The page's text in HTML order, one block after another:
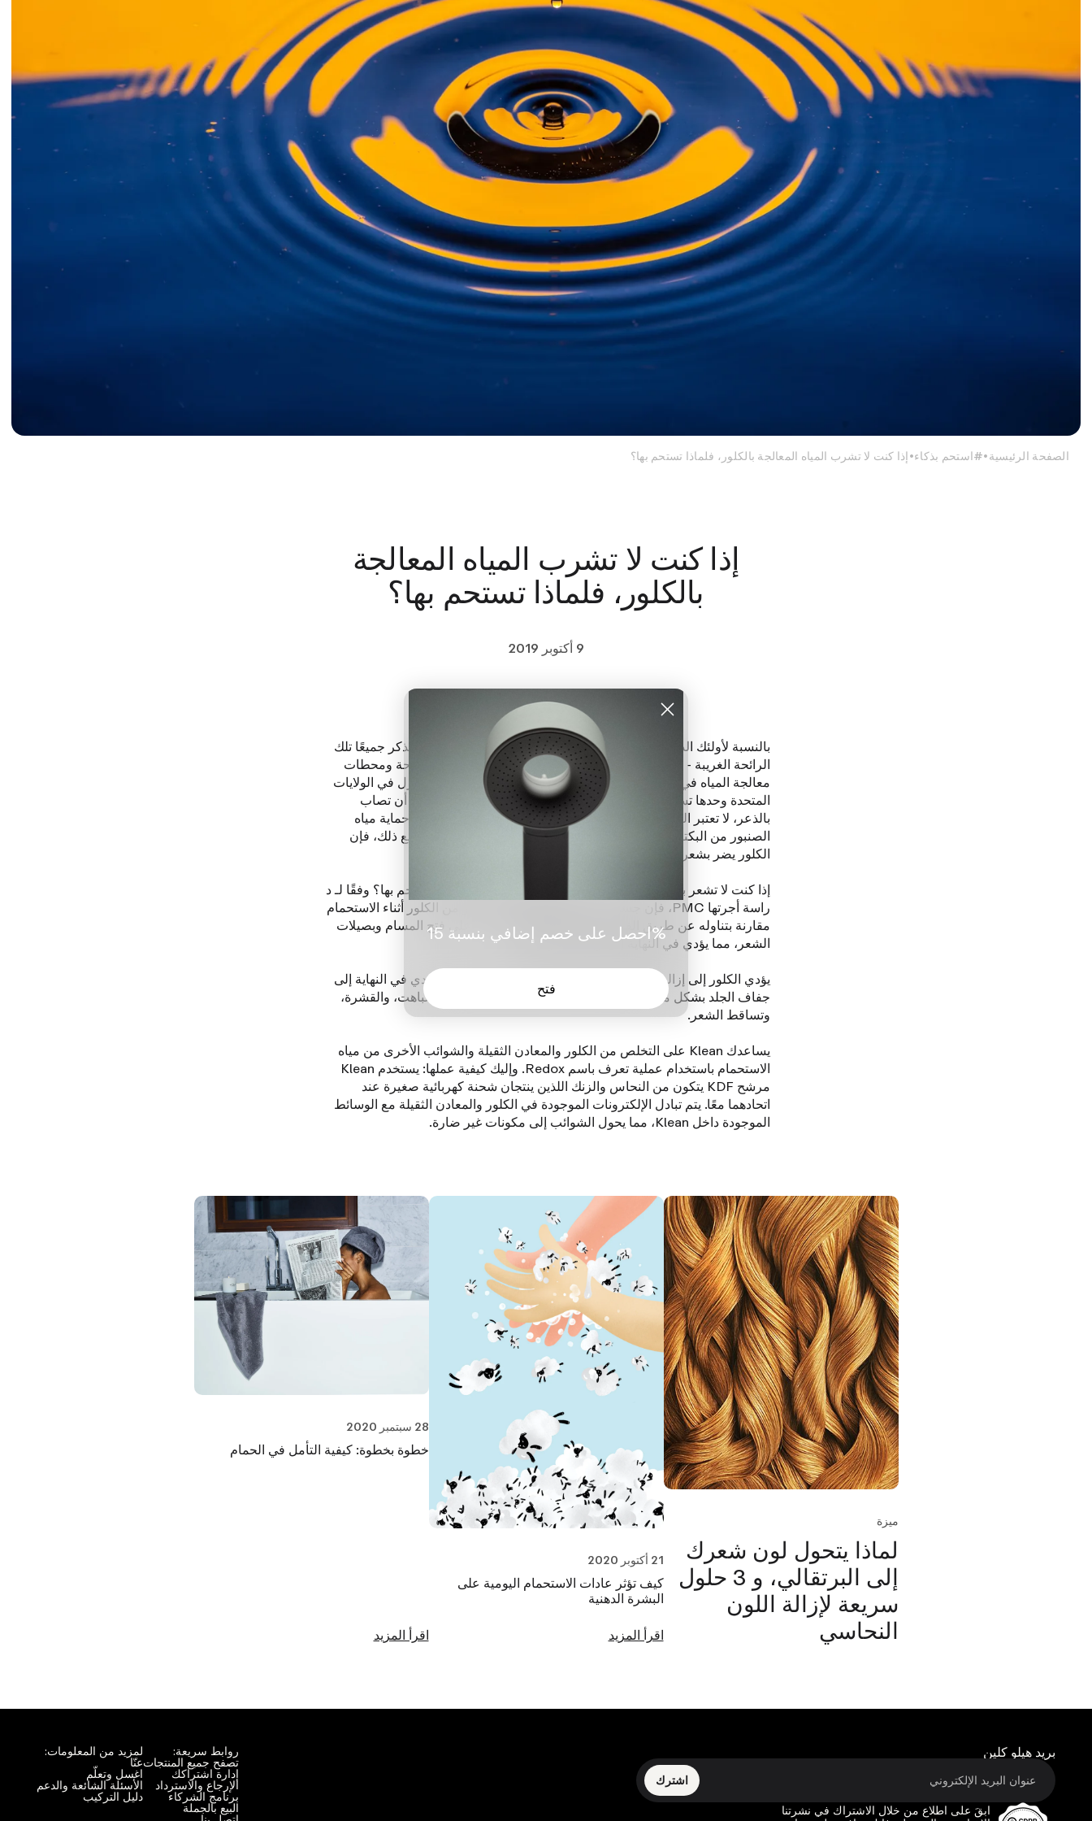
الصفحة الرئيسية #استحم بذكاء إذا كنت لا تشرب المياه المعالجة بالكلور، فلماذا تستحم بها؟
إذا كنت لا تشرب المياه المعالجة
بالكلور، فلماذا تستحم بها؟
9 أكتوبر 2019
بالنسبة لأولئك الذين يحبون جلسات التسمير الصيفية بجانب المسبح، نتذكر جميعًا تلك
الرائحة الغريبة -
، وهو مطهر شائع الاستخدام في حمامات السباحة ومحطات
معالجة المياه في العديد من المدن. في الواقع، أكثر من 98٪ من المنازل في الولايات
المتحدة وحدها تستخدم الكلور أو الكلورامين لتطهير مياه الصنبور. قبل أن تصاب
بالذعر، لا تعتبر الكلور مادة سيئة بالكامل، فهي تساعد في الواقع على حماية مياه
الصنبور من البكتيريا والأمراض الأخرى التي تنتقل عن طريق المياه. ومع ذلك، فإن
الكلور يضر بشعرك وبشرتك.
إذا كنت لا تشعر بالراحة عند شرب المياه المعالجة بالكلور، فلماذا تستحم بها؟ وفقًا لـد
راسة أجرتها PMC
، فإن جسمك يمتص في الواقع كمية أكبر من الكلور أثناء الاستحمام
مقارنة بتناوله عن طريق الفم. كما أن الماء الدافئ يساعد على فتح المسام وبصيلات
الشعر، مما يؤدي في النهاية إلى زيادة التعرض له.
يؤدي الكلور إلى إزالة الزيوت الطبيعية من الشعر والجلد، مما قد يؤدي في النهاية إلى
جفاف الجلد بشكل مفرط، وتقصف الشعر،لون الشعر المتأكسد/الباهت، والقشرة،
وتساقط الشعر.
يساعدك Klean على التخلص من الكلور والمعادن الثقيلة والشوائب الأخرى من مياه
الاستحمام باستخدام عملية تعرف باسم Redox. وإليك كيفية عملها: يستخدم Klean
مرشح KDF يتكون من النحاس والزنك اللذين ينتجان شحنة كهربائية صغيرة عند
اتحادهما معًا. يتم تبادل الإلكترونات الموجودة في الكلور والمعادن الثقيلة مع الوسائط
الموجودة داخل Klean، مما يحول الشوائب إلى مكونات غير ضارة.
ميزة
لماذا يتحول لون شعرك
إلى البرتقالي، و 3 حلول
سريعة لإزالة اللون
النحاسي
21 أكتوبر 2020
كيف تؤثر عادات الاستحمام اليومية على
البشرة الدهنية
اقرأ المزيد
28 سبتمبر 2020
خطوة بخطوة: كيفية التأمل في الحمام
اقرأ المزيد
بريد هيلو كلين
اشترك
ابقَ على اطلاع من خلال الاشتراك في نشرتنا
روابط سريعة:
تصفح جميع المنتجات
إدارة اشتراكك
الإرجاع والاسترداد
برنامج الشركاء
البيع بالجملة
لمزيد من المعلومات:
عنّا
اغسل وتعلّم
الأسئلة الشائعة والدعم
دليل التركيب
احصل على خصم إضافي بنسبة 15%
فتح